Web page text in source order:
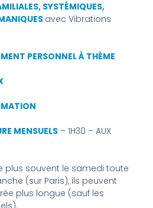
SYSTÉMIQUES,
avec Vibrations
PERSONNEL À THÈME
MENSUELS – 1H30 – AUX
plus souvent le samedi toute
(sur Paris), ils peuvent
plus longue (sauf les